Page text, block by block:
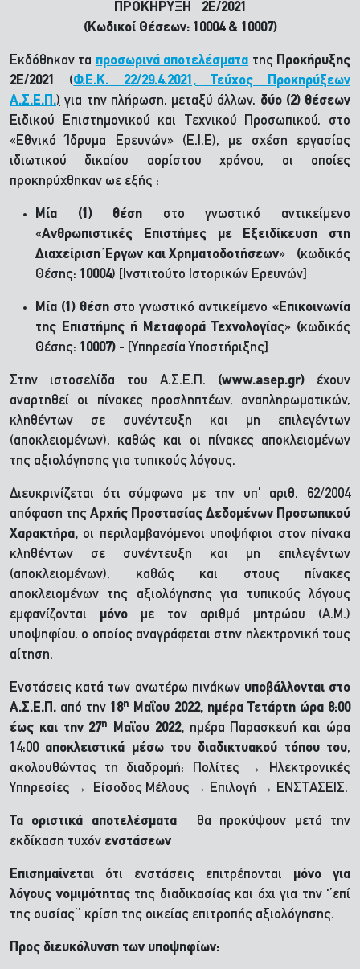
ΠΡΟΚΗΡΥΞΗ 2Ε/2021
(Κωδικοί Θέσεων: 10004 & 10007)
Εκδόθηκαν τα προσωρινά αποτελέσματα της Προκήρυξης
2E/2021
(Φ.Ε.Κ. 22/29.4.2021, Τεύχος Προκηρύξεων
Α.Σ.Ε.Π.) για την πλήρωση, μεταξύ άλλων, δύο (2) θέσεων
Ειδικού Επιστημονικού και Τεχνικού Προσωπικού, στο
«Εθνικό Ίδρυμα Ερευνών» (Ε.Ι.Ε), με σχέση εργασίας
ιδιωτικού δικαίου αορίστου χρόνου, οι οποίες
προκηρύχθηκαν ωε εξής :
Μία (1) θέση στο γνωστικό αντικείμενο
«Ανθρωπιστικές Επιστήμες με Εξειδίκευση στη
Διαχείριση Έργων και Χρηματοδοτήσεων» (κωδικός
Θέσης: 10004) [Ινστιτούτο Ιστορικών Ερευνών]
Μία (1) θέση στο γνωστικό αντικείμενο «Επικοινωνία
της Επιστήμης ή Μεταφορά Τεχνολογίας» (κωδικός
Θέσης: 10007) - [Υπηρεσία Υποστήριξης]
Στην ιστοσελίδα του Α.Σ.Ε.Π. (www.asep.gr) έχουν
αναρτηθεί οι πίνακες προσληπτέων, αναπληρωματικών,
κληθέντων σε συνέντευξη και μη επιλεγέντων
(αποκλειομένων), καθώς και οι πίνακες αποκλειομένων
της αξιολόγησης για τυπικούς λόγους.
Διευκρινίζεται ότι σύμφωνα με την υπ' αριθ. 62/2004
απόφαση της Αρχής Προστασίας Δεδομένων Προσωπικού
Χαρακτήρα, οι περιλαμβανόμενοι υποψήφιοι στον πίνακα
κληθέντων σε συνέντευξη και μη επιλεγέντων
(αποκλειομένων), καθώς και στους πίνακες
αποκλειομένων της αξιολόγησης για τυπικούς λόγους
εμφανίζονται μόνο με τον αριθμό μητρώου (Α.Μ.)
υποψηφίου, ο οποίος αναγράφεται στην ηλεκτρονική τους
αίτηση.
Ενστάσεις κατά των ανωτέρω πινάκων υποβάλλονται στο
Α.Σ.Ε.Π. από την 18η
Μαΐου 2022, ημέρα Τετάρτη ώρα 8:00
έως και την 27η Μαΐου 2022,ημέρα Παρασκευή και ώρα
14:00 αποκλειστικά μέσω του διαδικτυακού τόπου του,
ακολουθώντας τη διαδρομή: Πολίτες → Ηλεκτρονικές
Υπηρεσίες → Είσοδος Μέλους → Επιλογή → ΕΝΣΤΑΣΕΙΣ.
Τα οριστικά αποτελέσματα θα προκύψουν μετά την
εκδίκαση τυχόν ενστάσεων
Επισημαίνεται ότι ενστάσεις επιτρέπονται μόνο για
λόγους νομιμότηταςτης διαδικασίας και όχι για την ‘’επί
της ουσίας’’ κρίση της οικείας επιτροπής αξιολόγησης.
Προς διευκόλυνση των υποψηφίων: